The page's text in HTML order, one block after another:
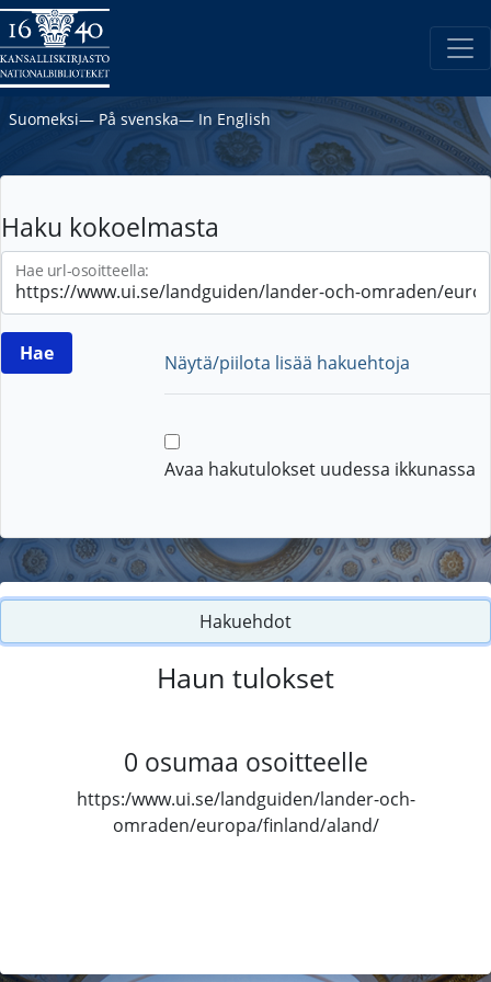
Suomeksi― På svenska― In English
Haku kokoelmasta
Hae url-osoitteella:
Näytä/piilota lisää hakuehtoja
Avaa hakutulokset uudessa ikkunassa
Hakuehdot
Haun tulokset
0 osumaa osoitteelle
https:/www.ui.se/landguiden/lander-och-
omraden/europa/finland/aland/